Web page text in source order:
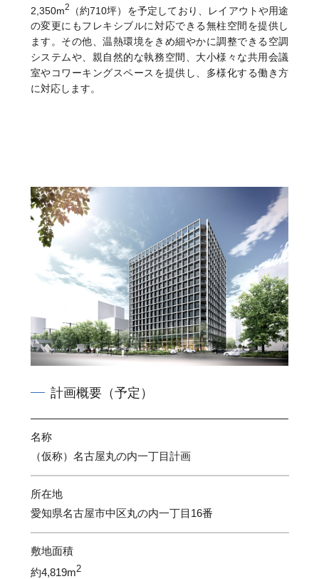
2,350m2
（約710坪）を予定しており、レイアウトや用途
の変更にもフレキシブルに対応できる無柱空間を提供し
ます。その他、温熱環境をきめ細やかに調整できる空調
システムや、親自然的な執務空間、大小様々な共用会議
室やコワーキングスペースを提供し、多様化する働き方
に対応します。
計画概要（予定）
名称
（仮称）名古屋丸の内一丁目計画
所在地
愛知県名古屋市中区丸の内一丁目16番
敷地面積
約4,819m2